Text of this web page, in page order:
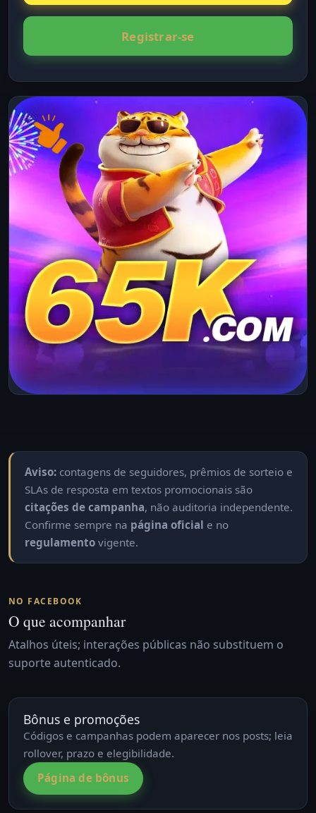
Registrar-se
Aviso: contagens de seguidores, prêmios de sorteio e
SLAs de resposta em textos promocionais são
citações de campanha, não auditoria independente.
Confirme sempre na página oficial e no
regulamento vigente.
NO FACEBOOK
O que acompanhar
Atalhos úteis; interações públicas não substituem o
suporte autenticado.
Bônus e promoções
Códigos e campanhas podem aparecer nos posts; leia
rollover, prazo e elegibilidade.
Página de bônus